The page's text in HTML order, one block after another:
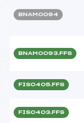
BNAM0094
BNAM0093.FFS
FIS0405.FFS
FIS0403.FFS